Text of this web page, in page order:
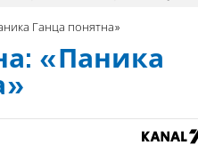
Ганца понятна»
«Паника